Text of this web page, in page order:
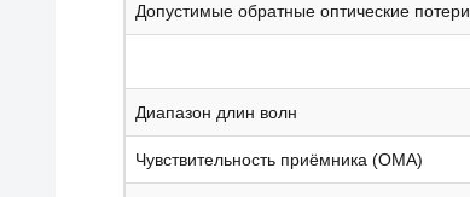
Допустимые обратные оптические потери
Диапазон длин волн
Чувствительность приёмника (OMA)